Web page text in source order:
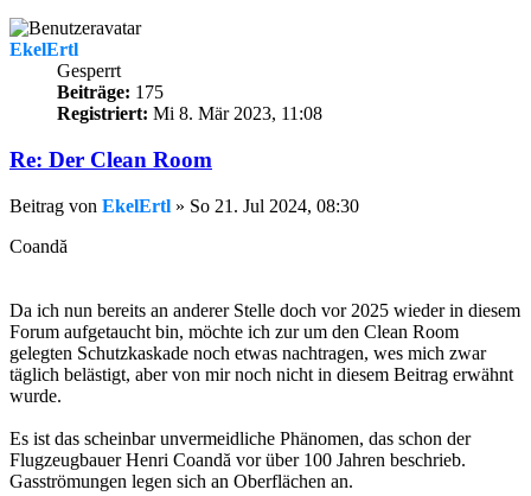
EkelErtl
Gesperrt
Beiträge: 175
Registriert: Mi 8. Mär 2023, 11:08
Re: Der Clean Room
Beitrag von EkelErtl » So 21. Jul 2024, 08:30
Coandă
Da ich nun bereits an anderer Stelle doch vor 2025 wieder in diesem
Forum aufgetaucht bin, möchte ich zur um den Clean Room
gelegten Schutzkaskade noch etwas nachtragen, wes mich zwar
täglich belästigt, aber von mir noch nicht in diesem Beitrag erwähnt
wurde.
Es ist das scheinbar unvermeidliche Phänomen, das schon der
Flugzeugbauer Henri Coandă vor über 100 Jahren beschrieb.
Gasströmungen legen sich an Oberflächen an.